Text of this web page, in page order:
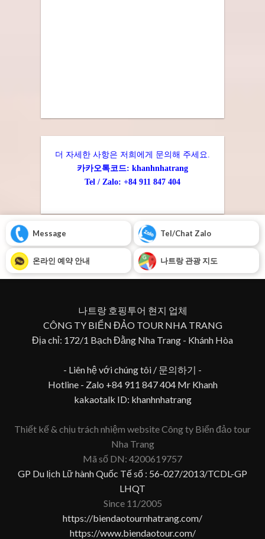
더 자세한 사항은 저희에게 문의해 주세요.
카카오톡코드: khanhnhatrang
Tel / Zalo: +84 911 847 404
Message Tel/Chat Zalo
온라인 예약 안내 나트랑 관광 지도
나트랑 호핑투어 현지 업체
CÔNG TY BIỂN ĐẢO TOUR NHA TRANG
Địa chỉ: 172/1 Bạch Đằng Nha Trang - Khánh Hòa
- Liên hệ với chúng tôi / 문의하기 -
Hotline - Zalo +84 911 847 404 Mr Khanh
kakaotalk ID: khanhnhatrang
Thiết kế & chịu trách nhiệm website Công ty Biển đảo tour
Nha Trang
Mã số DN: 4200619757
GP Du lịch Lữ hành Quốc Tế số : 56-027/2013/TCDL-GP
LHQT
Since 11/2005
https://biendaotournhatrang.com/
https://www.biendaotour.com/